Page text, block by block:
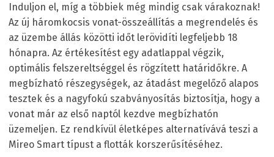
Induljon el, míg a többiek még mindig csak várakoznak!
Az új háromkocsis vonat-összeállítás a megrendelés és
az üzembe állás közötti időt lerövidíti legfeljebb 18
hónapra. Az értékesítést egy adatlappal végzik,
optimális felszereltséggel és rögzített határidőkre. A
megbízható részegységek, az átadást megelőző alapos
tesztek és a nagyfokú szabványosítás biztosítja, hogy a
vonat már az első naptól kezdve megbízhatón
üzemeljen. Ez rendkívül életképes alternatívává teszi a
Mireo Smart típust a flották korszerűsítéséhez.